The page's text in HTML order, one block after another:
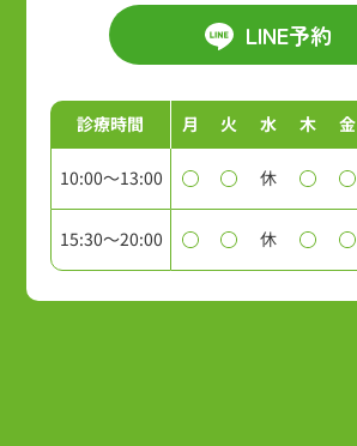
LINE予約
診療時間 月 火 水 木 金
10:00～13:00 休
15:30～20:00 休